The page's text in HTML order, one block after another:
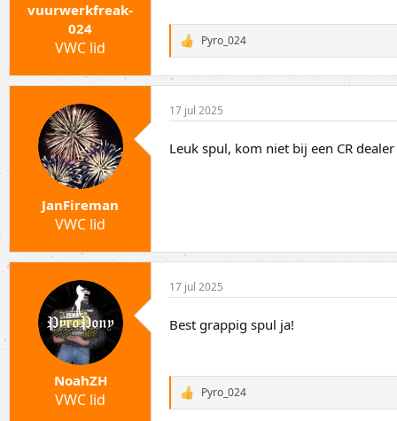
:
vuurwerkfreak-
024
VWC lid
W
a
a
r
d
e
i
Pyro_024
JanFireman
VWC lid
17 jul 2025
Leuk spul, kom niet bij een CR
NoahZH
VWC lid
17 jul 2025
Best grappig spul ja!
W
a
Pyro_024